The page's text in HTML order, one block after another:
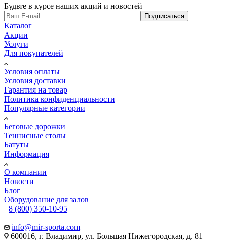
Будьте в курсе наших акций и новостей
Подписаться
Каталог
Акции
Услуги
Для покупателей
Условия оплаты
Условия доставки
Гарантия на товар
Политика конфиденциальности
Популярные категории
Беговые дорожки
Теннисные столы
Батуты
Информация
О компании
Новости
Блог
Оборудование для залов
8 (800) 350-10-95
info@mir-sporta.com
600016, г. Владимир, ул. Большая Нижегородская, д. 81